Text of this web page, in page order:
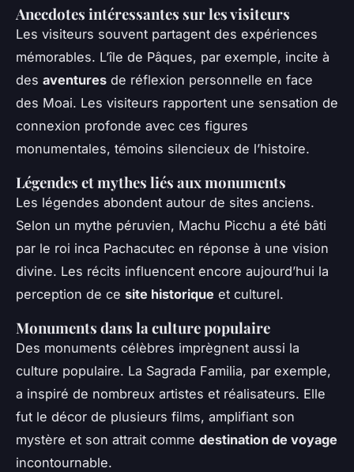
Anecdotes intéressantes sur les visiteurs
Les visiteurs souvent partagent des expériences
mémorables. L’île de Pâques, par exemple, incite à
des aventures de réflexion personnelle en face
des Moai. Les visiteurs rapportent une sensation de
connexion profonde avec ces figures
monumentales, témoins silencieux de l’histoire.
Légendes et mythes liés aux monuments
Les légendes abondent autour de sites anciens.
Selon un mythe péruvien, Machu Picchu a été bâti
par le roi inca Pachacutec en réponse à une vision
divine. Les récits influencent encore aujourd’hui la
perception de ce site historique et culturel.
Monuments dans la culture populaire
Des monuments célèbres imprègnent aussi la
culture populaire. La Sagrada Familia, par exemple,
a inspiré de nombreux artistes et réalisateurs. Elle
fut le décor de plusieurs films, amplifiant son
mystère et son attrait comme destination de voyage
incontournable.